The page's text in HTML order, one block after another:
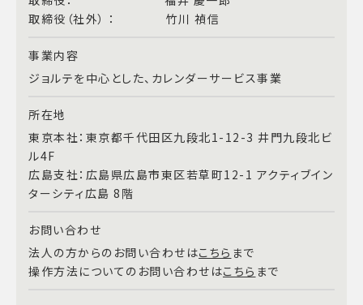
取締役（社外） ： 竹川 禎信
事業内容
ジョルテを中心とした、カレンダーサービス事業
所在地
東京本社：東京都千代田区九段北1-12-3 井門九段北ビ
ル4F
広島支社：広島県広島市東区若草町12-1 アクティブイン
ターシティ広島 8階
お問い合わせ
法人の方からのお問い合わせはこちら まで
操作方法についてのお問い合わせはこちら まで